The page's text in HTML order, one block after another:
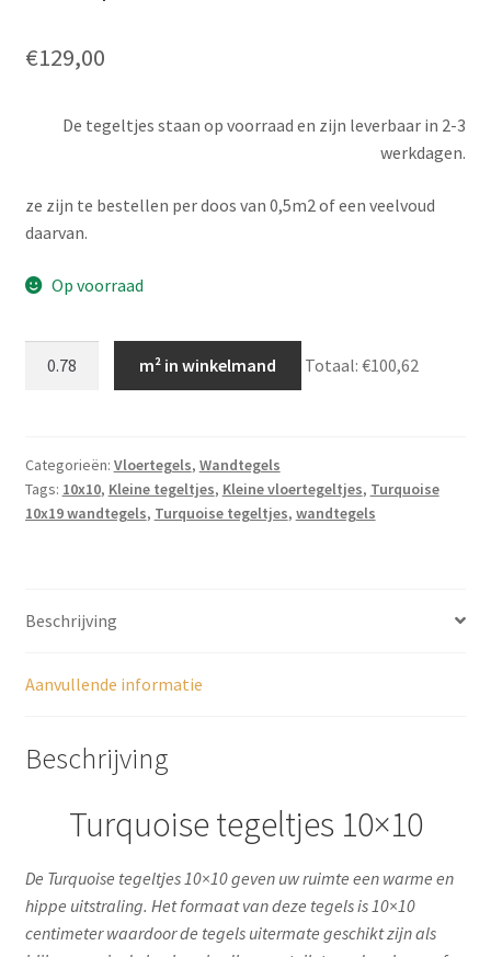
€129,00
De tegeltjes staan op voorraad en zijn leverbaar in 2-3
werkdagen.
ze zijn te bestellen per doos van 0,5m2 of een veelvoud
daarvan.
Op voorraad
Turquoise,
JS12
aantal
m² in winkelmand Totaal: €100,62
Categorieën: Vloertegels, Wandtegels
Tags: 10x10, Kleine tegeltjes, Kleine vloertegeltjes, Turquoise
10x19 wandtegels, Turquoise tegeltjes, wandtegels
Beschrijving
Aanvullende informatie
Beschrijving
Turquoise tegeltjes 10×10
De Turquoise tegeltjes 10×10 geven uw ruimte een warme en
hippe uitstraling. Het formaat van deze tegels is 10×10
centimeter waardoor de tegels uitermate geschikt zijn als